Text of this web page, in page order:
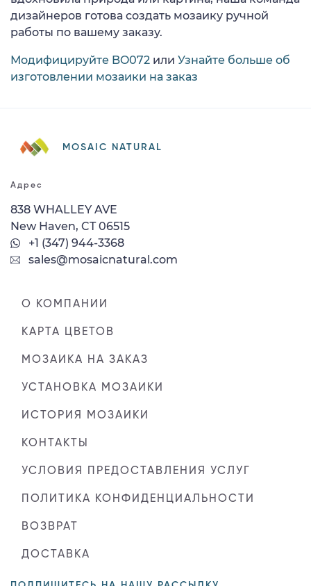
дизайнеров готова создать мозаику ручной
работы по вашему заказу.
Модифицируйте BO072 или Узнайте больше об
изготовлении мозаики на заказ
MOSAIC NATURAL
Адрес
838 WHALLEY AVE
New Haven, CT 06515
+1 (347) 944-3368
sales@mosaicnatural.com
О КОМПАНИИ
КАРТА ЦВЕТОВ
МОЗАИКА НА ЗАКАЗ
УСТАНОВКА МОЗАИКИ
ИСТОРИЯ МОЗАИКИ
КОНТАКТЫ
УСЛОВИЯ ПРЕДОСТАВЛЕНИЯ УСЛУГ
ПОЛИТИКА КОНФИДЕНЦИАЛЬНОСТИ
ВОЗВРАТ
ДОСТАВКА